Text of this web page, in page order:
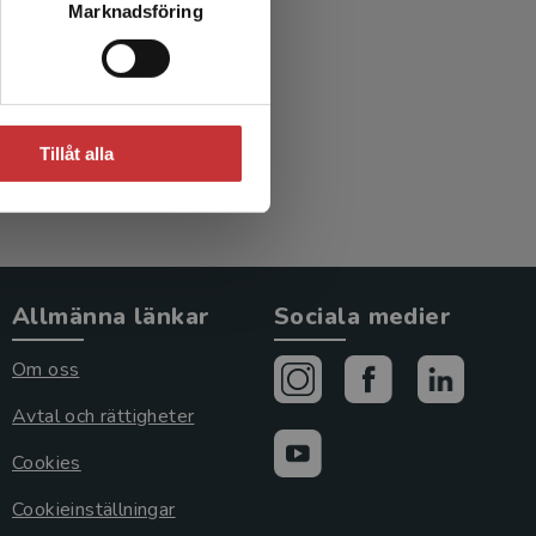
Marknadsföring
Tillåt alla
Allmänna länkar
Om oss
Avtal och rättigheter
Cookies
Cookieinställningar
Sociala medier